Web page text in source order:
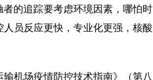
的追踪要考虑环境因素，哪怕时
员反应更快，专业化更强，核酸
机场疫情防控技术指南》（第八